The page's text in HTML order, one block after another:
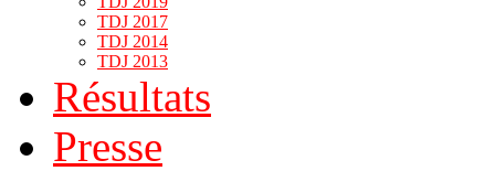
TDJ 2017
TDJ 2014
TDJ 2013
Résultats
Presse